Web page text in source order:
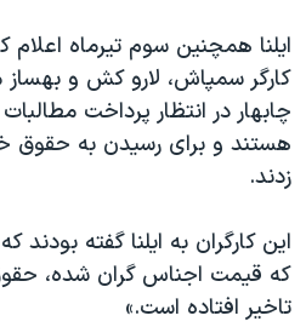
کارگر سمپاش، لارو کش و
چابهار در انتظار پرداخت
هستند و برای رسیدن به حقوق
زدند.
این کارگران به ایلنا گفته
تاخیر افتاده است.»